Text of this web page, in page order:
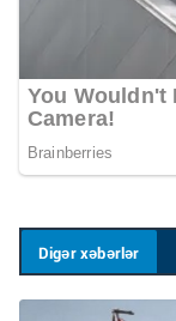
Digər xəbərlər